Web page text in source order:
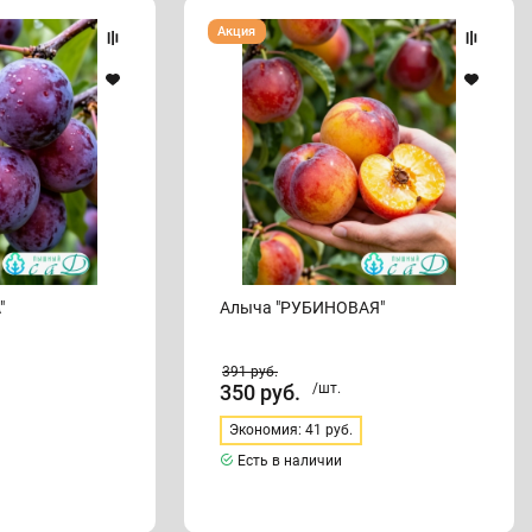
Алыча
"РУБИНОВАЯ"
Алыча "РУБИНОВАЯ"
Акция
391руб.
350 руб. /шт.
Экономия: 41 руб.
Есть в наличии